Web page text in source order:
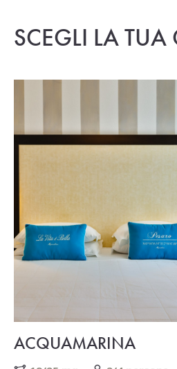
SCEGLI LA TUA
ACQUAMARINA